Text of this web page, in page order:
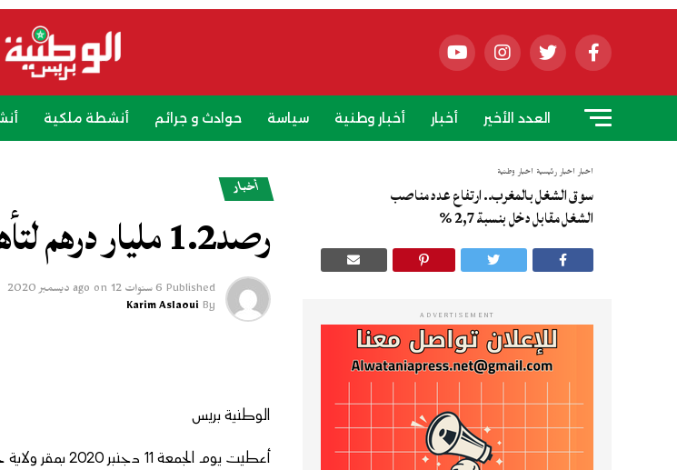
العدد الأخير أخبار أخبار وطنية سياسة حوادث و جرائم أنشطة ملكية
أخبار أخبار رئيسية أخبار وطنية
سوق الشغل بالمغرب.. ارتفاع عدد مناصب
الشغل مقابل دخل بنسبة 2,7 %
ADVERTISEMENT
أخبار
رصد1.2 مليار درهم لتأهيل المحاور الطرقية بجهة فاس مكناس
Published 6 سنوات ago on 12 ديسمبر 2020
By
Karim Aslaoui
الوطنية بريس
أعطيت يوم